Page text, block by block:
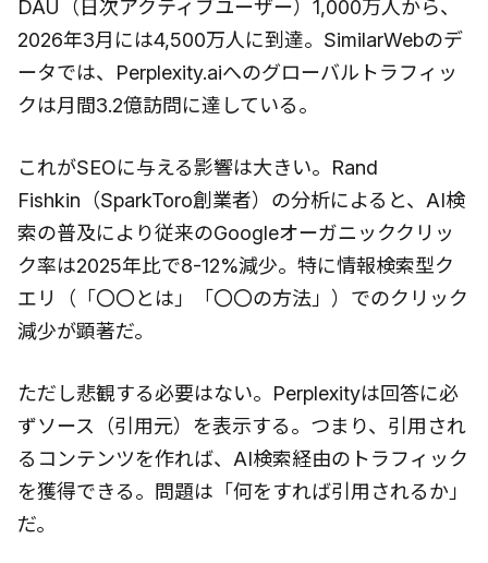
DAU（日次アクティブユーザー）1,000万人から、
2026年3月には4,500万人に到達。SimilarWebのデ
ータでは、Perplexity.aiへのグローバルトラフィッ
クは月間3.2億訪問に達している。
これがSEOに与える影響は大きい。Rand
Fishkin（SparkToro創業者）の分析によると、AI検
索の普及により従来のGoogleオーガニッククリッ
ク率は2025年比で8-12%減少。特に情報検索型ク
エリ（「〇〇とは」「〇〇の方法」）でのクリック
減少が顕著だ。
ただし悲観する必要はない。Perplexityは回答に必
ずソース（引用元）を表示する。つまり、引用され
るコンテンツを作れば、AI検索経由のトラフィック
を獲得できる。問題は「何をすれば引用されるか」
だ。